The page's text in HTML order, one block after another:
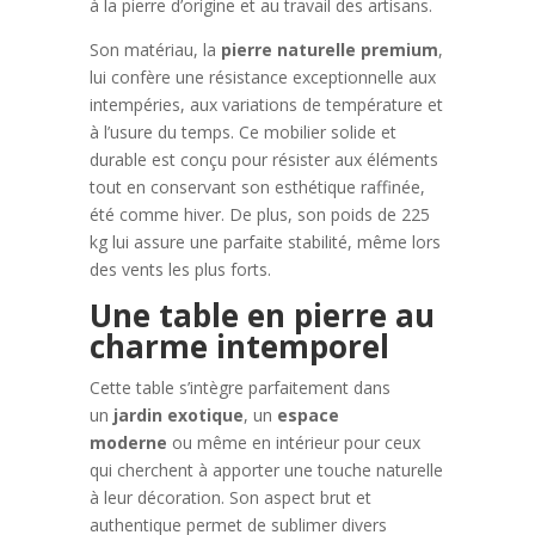
à la pierre d’origine et au travail des artisans.
Son matériau, la pierre naturelle premium,
lui confère une résistance exceptionnelle aux
intempéries, aux variations de température et
à l’usure du temps. Ce mobilier solide et
durable est conçu pour résister aux éléments
tout en conservant son esthétique raffinée,
été comme hiver. De plus, son poids de 225
kg lui assure une parfaite stabilité, même lors
des vents les plus forts.
Une table en pierre au
charme intemporel
Cette table s’intègre parfaitement dans
un jardin exotique, un espace
moderne ou même en intérieur pour ceux
qui cherchent à apporter une touche naturelle
à leur décoration. Son aspect brut et
authentique permet de sublimer divers